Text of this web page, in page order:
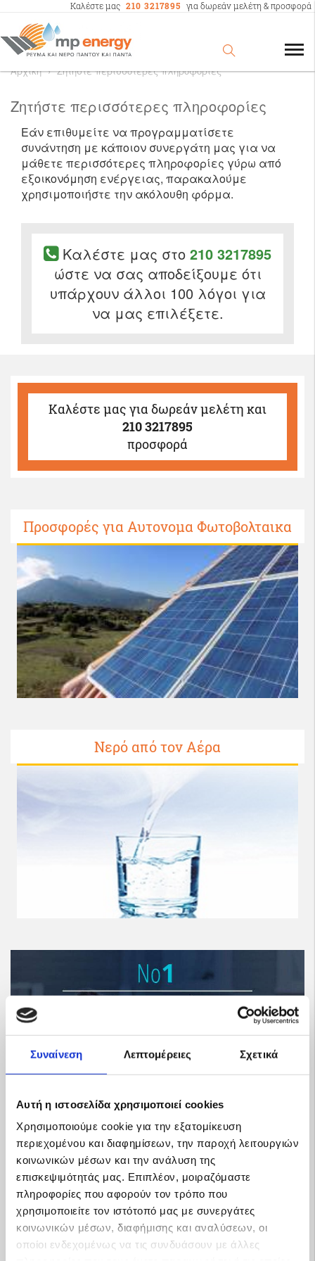
Συναίνεση Λεπτομέρειες Σχετικά
Αυτή η ιστοσελίδα χρησιμοποιεί cookies
Χρησιμοποιούμε cookie για την εξατομίκευση
περιεχομένου και διαφημίσεων, την παροχή λειτουργιών
κοινωνικών μέσων και την ανάλυση της
επισκεψιμότητάς μας. Επιπλέον, μοιραζόμαστε
πληροφορίες που αφορούν τον τρόπο που
χρησιμοποιείτε τον ιστότοπό μας με συνεργάτες
κοινωνικών μέσων, διαφήμισης και αναλύσεων, οι
οποίοι ενδεχομένως να τις συνδυάσουν με άλλες
Καλέστε μας 210 3217895 για δωρεάν μελέτη & προσφορά
Αρχική › Zητήστε περισσότερες πληροφορίες
Zητήστε περισσότερες πληροφορίες
Εάν επιθυμείτε να προγραμματίσετε
συνάντηση με κάποιον συνεργάτη μας για να
μάθετε περισσότερες πληροφορίες γύρω από
εξοικονόμηση ενέργειας, παρακαλούμε
χρησιμοποιήστε την ακόλουθη φόρμα.
Καλέστε μας στο 210 3217895
ώστε να σας αποδείξουμε ότι
υπάρχουν άλλοι 100 λόγοι για
να μας επιλέξετε.
Καλέστε μας
210 3217895
για δωρεάν μελέτη και
προσφορά
Προσφορές για Αυτονομα Φωτοβολταικα
Νερό από τον Αέρα
Προφίλ